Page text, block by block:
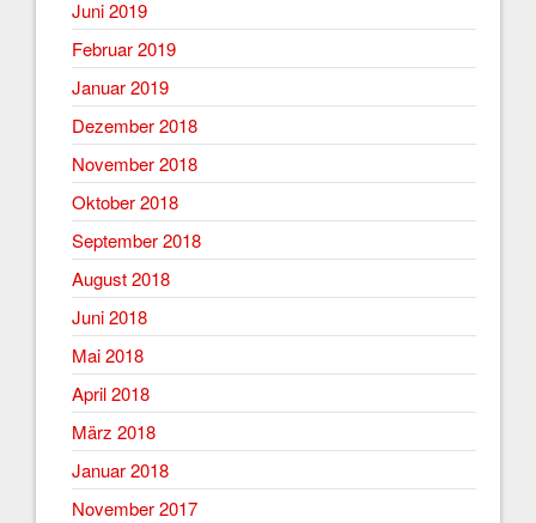
Juni 2019
Februar 2019
Januar 2019
Dezember 2018
November 2018
Oktober 2018
September 2018
August 2018
Juni 2018
Mai 2018
April 2018
März 2018
Januar 2018
November 2017